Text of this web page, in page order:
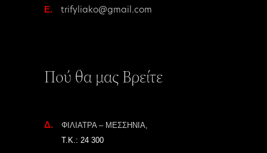
Ε. trifyliako@gmail.com
Πού θα μας Βρείτε
Δ.
ΦΙΛΙΑΤΡΑ – ΜΕΣΣΗΝΙΑ,
Τ.Κ.: 24 300